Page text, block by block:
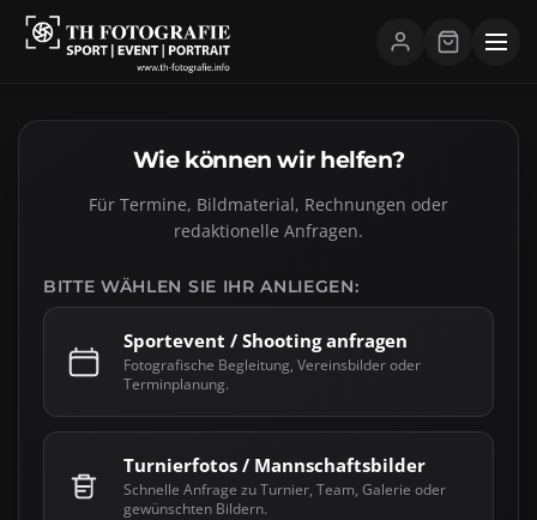
ANFRAGE &KONTAKT.
Wie können wir helfen?
Für Termine, Bildmaterial, Rechnungen oder
redaktionelle Anfragen.
BITTE WÄHLEN SIE IHR ANLIEGEN:
Sportevent / Shooting anfragen
Fotografische Begleitung, Vereinsbilder oder
Terminplanung.
Turnierfotos / Mannschaftsbilder
Schnelle Anfrage zu Turnier, Team, Galerie oder
gewünschten Bildern.